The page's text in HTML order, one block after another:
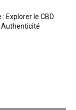
Explorer le CBD
Authenticité